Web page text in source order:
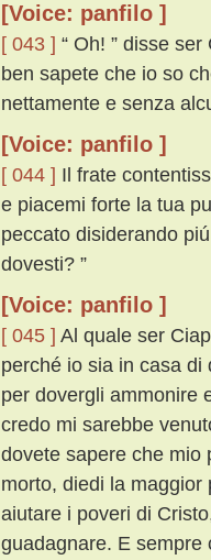
[Voice: panfilo ]
[ 043 ] “ Oh! ” disse
ben sapete che io so
nettamente e senza
[Voice: panfilo ]
[ 044 ] Il frate
e piacemi forte la tua
peccato disiderando
dovesti? ”
[Voice: panfilo ]
[ 045 ] Al quale ser
perché io sia in casa
per dovergli ammonire
credo mi sarebbe
dovete sapere che mio
morto, diedi la
aiutare i poveri di
guadagnare. E sempre